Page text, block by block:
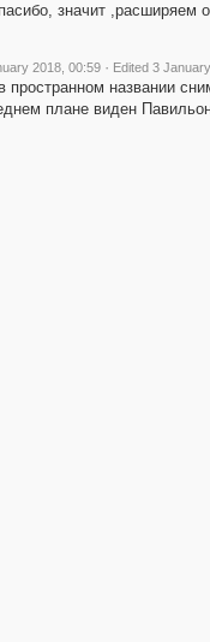
значит ,расширяем
2018, 00:59 · Edited 3
пространном названии
плане виден